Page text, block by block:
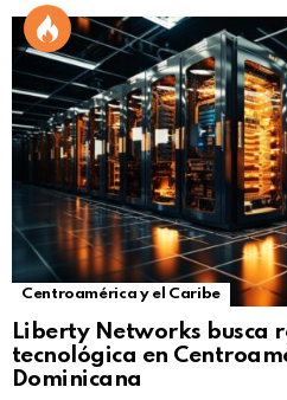
Centroamérica y el Caribe
Liberty Networks busca
tecnológica en
Dominicana